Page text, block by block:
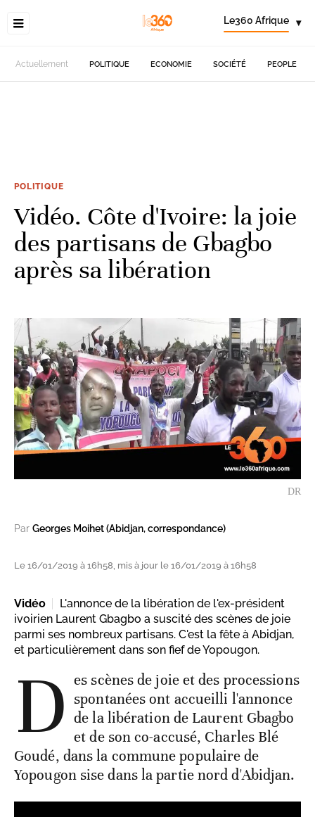
Le360 Afrique ▾
Actuellement POLITIQUE ECONOMIE SOCIÉTÉ PEOPLE
POLITIQUE
Vidéo. Côte d'Ivoire: la joie
des partisans de Gbagbo
après sa libération
DR
Par Georges Moihet (Abidjan, correspondance)
Le 16/01/2019 à 16h58, mis à jour le 16/01/2019 à 16h58
Vidéo
L'annonce de la libération de l'ex-président
ivoirien Laurent Gbagbo a suscité des scènes de joie
parmi ses nombreux partisans. C'est la fête à Abidjan,
et particulièrement dans son fief de Yopougon.
D es scènes de joie et des processions
spontanées ont accueilli l'annonce
de la libération de Laurent Gbagbo
et de son co-accusé, Charles Blé
Goudé, dans la commune populaire de
Yopougon sise dans la partie nord d'Abidjan.